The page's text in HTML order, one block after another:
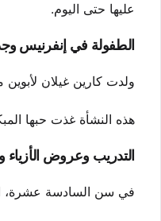
عليها حتى اليوم.
الطفولة في إنفرنيس
ولدت كارين غيلان
هذه النشأة غذت حبها
التدريب وعروض الأزياء
في سن السادسة عشرة،